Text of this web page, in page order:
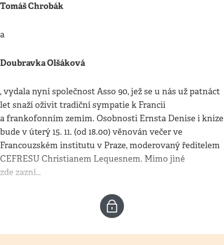
Tomáš Chrobák
a
Doubravka Olšáková
, vydala nyní společnost Asso 90, jež se u nás už patnáct
let snaží oživit tradiční sympatie k Francii
a frankofonním zemím. Osobnosti Ernsta Denise i knize
bude v úterý 15. 11. (od 18.00) věnován večer ve
Francouzském institutu v Praze, moderovaný ředitelem
CEFRESU Christianem Lequesnem. Mimo jiné
zde zazní…